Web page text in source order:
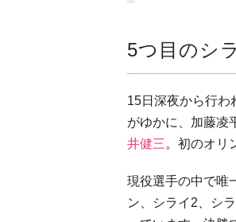
5つ目のシ
15日深夜から行わ
がゆかに、加藤凌
井健三。初のオリ
現役選手の中で唯
ン、シライ2、シ